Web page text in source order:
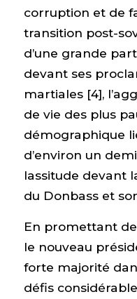
corruption et de
transition post-
d’une grande
devant ses
martiales [4],
de vie des plus
démographique
d’environ un
lassitude devant
du Donbass et
En promettant
le nouveau
forte majorité
défis